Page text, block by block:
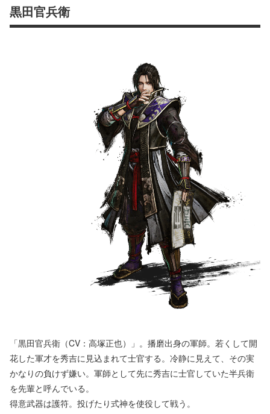
黒田官兵衛
「黒田官兵衛（CV：高塚正也）」。播磨出身の軍師。若くして開
花した軍才を秀吉に見込まれて士官する。冷静に見えて、その実
かなりの負けず嫌い。軍師として先に秀吉に士官していた半兵衛
を先輩と呼んでいる。
得意武器は護符。投げたり式神を使役して戦う。